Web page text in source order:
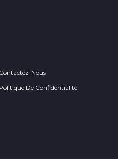
Contactez-Nous
Politique De Confidentialité